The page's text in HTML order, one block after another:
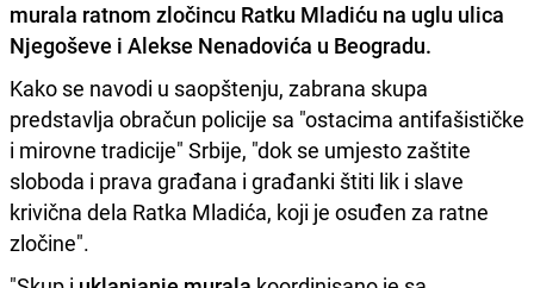
murala ratnom zločincu Ratku Mladiću na uglu ulica
Njegoševe i Alekse Nenadovića u Beogradu.
Kako se navodi u saopštenju, zabrana skupa
predstavlja obračun policije sa "ostacima antifašističke
i mirovne tradicije" Srbije, "dok se umjesto zaštite
sloboda i prava građana i građanki štiti lik i slave
krivična dela Ratka Mladića, koji je osuđen za ratne
zločine".